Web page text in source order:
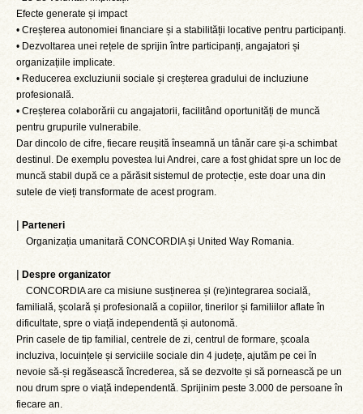
Efecte generate și impact
• Creșterea autonomiei financiare și a stabilității locative pentru participanți.
• Dezvoltarea unei rețele de sprijin între participanți, angajatori și
organizațiile implicate.
• Reducerea excluziunii sociale și creșterea gradului de incluziune
profesională.
• Creșterea colaborării cu angajatorii, facilitând oportunități de muncă
pentru grupurile vulnerabile.
Dar dincolo de cifre, fiecare reușită înseamnă un tânăr care și-a schimbat
destinul. De exemplu povestea lui Andrei, care a fost ghidat spre un loc de
muncă stabil după ce a părăsit sistemul de protecție, este doar una din
sutele de vieți transformate de acest program.
| Parteneri
Organizația umanitară CONCORDIA și United Way Romania.
| Despre organizator
CONCORDIA are ca misiune susținerea și (re)integrarea socială,
familială, școlară și profesională a copiilor, tinerilor și familiilor aflate în
dificultate, spre o viață independentă și autonomă.
Prin casele de tip familial, centrele de zi, centrul de formare, școala
incluziva, locuințele și serviciile sociale din 4 județe, ajutăm pe cei în
nevoie să-și regăsească încrederea, să se dezvolte și să pornească pe un
nou drum spre o viață independentă. Sprijinim peste 3.000 de persoane în
fiecare an.